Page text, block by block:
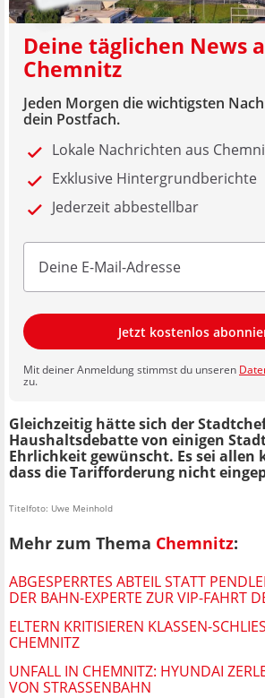
Deine täglichen News
Chemnitz
Jeden Morgen die wichtigsten
dein Postfach.
Lokale Nachrichten aus
Exklusive Hintergrundberichte
Jederzeit abbestellbar
Jetzt kostenlos
Mit deiner Anmeldung stimmst du unseren
zu.
Gleichzeitig hätte sich der
Haushaltsdebatte von einigen
Ehrlichkeit gewünscht. Es sei allen
dass die Tarifforderung nicht
Titelfoto: Uwe Meinhold
Mehr zum Thema Chemnitz:
ABGESPERRTES ABTEIL STATT
DER BAHN-EXPERTE ZUR VIP-FAHRT
ELTERN KRITISIEREN KLASSEN-
HEMNITZ
UNFALL IN CHEMNITZ: HYUNDAI
VON STRASSENBAHN